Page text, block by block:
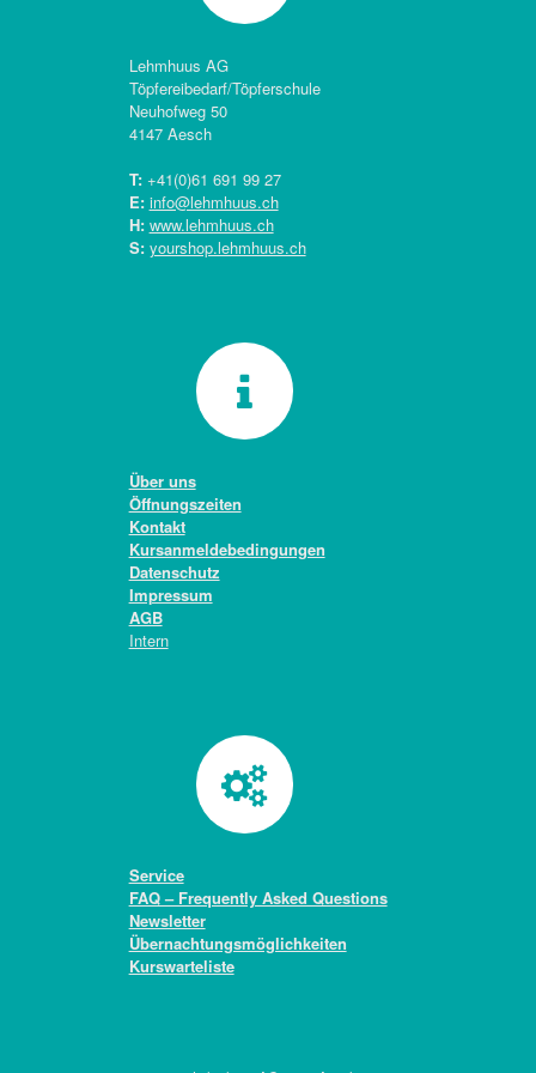
Lehmhuus AG
Töpfereibedarf/Töpferschule
Neuhofweg 50
4147 Aesch
T:+41(0)61 691 99 27
E: info@lehmhuus.ch
H: www.lehmhuus.ch
S: yourshop.lehmhuus.ch
Über uns
Öffnungszeiten
Kontakt
Kursanmeldebedingungen
Datenschutz
Impressum
AGB
Intern
Service
FAQ – Frequently Asked Questions
Newsletter
Übernachtungsmöglichkeiten
Kurswarteliste